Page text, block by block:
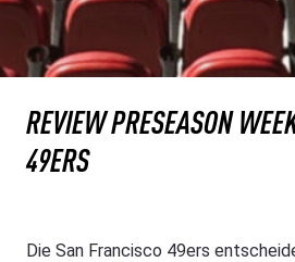
REVIEW PRESEASON
49ERS
Die San Francisco 49ers